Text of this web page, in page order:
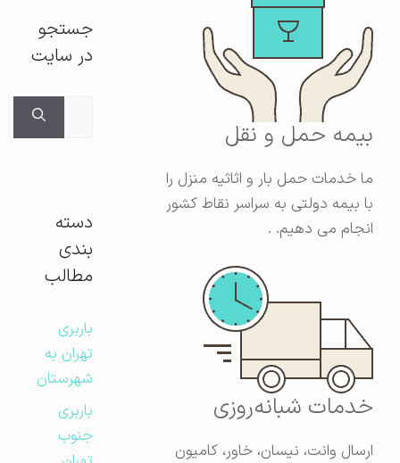
بیمه حمل و نقل
ما خدمات حمل بار و اثاثیه منزل را
با بیمه دولتی به سراسر نقاط کشور
انجام می دهیم. .
خدمات شبانه‌روزی
ارسال وانت، نیسان، خاور، کامیون
جستجو
در سایت
دسته
بندی
مطالب
باربری
تهران به
شهرستان
باربری
جنوب